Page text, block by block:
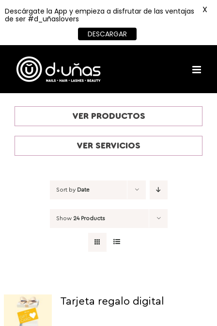
content
VER PRODUCTOS
VER SERVICIOS
Sort by Date
Show 24 Products
Tarjeta regalo digital
Descárgate la App y empieza a disfrutar de las ventajas
de ser #d_uñaslovers
DESCARGAR
X